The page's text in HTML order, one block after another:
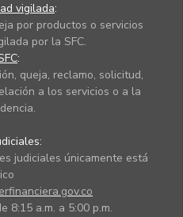
vigilada:
por productos o servicios
por la SFC.
:
queja, reclamo, solicitud,
a los servicios o a la
judiciales únicamente está
8:15 a.m. a 5:00 p.m.